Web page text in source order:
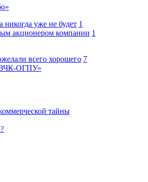
уже не будет 1
акционером компании 1
всего хорошего 7
ОГПУ»
тайны